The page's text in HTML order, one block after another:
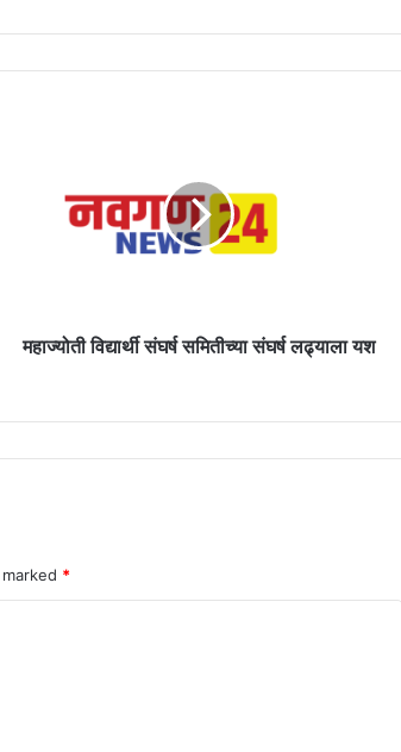
महाज्योती विद्यार्थी संघर्ष समितीच्या संघर्ष लढ्याला यश
*